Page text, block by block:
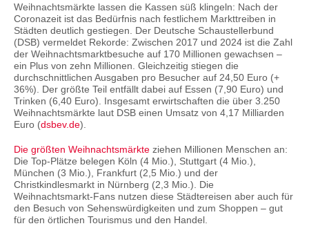
Weihnachtsmärkte lassen die Kassen süß klingeln: Nach der
Coronazeit ist das Bedürfnis nach festlichem Markttreiben in
Städten deutlich gestiegen. Der Deutsche Schaustellerbund
(DSB) vermeldet Rekorde: Zwischen 2017 und 2024 ist die Zahl
der Weihnachtsmarktbesuche auf 170 Millionen gewachsen –
ein Plus von zehn Millionen. Gleichzeitig stiegen die
durchschnittlichen Ausgaben pro Besucher auf 24,50 Euro (+
36%). Der größte Teil entfällt dabei auf Essen (7,90 Euro) und
Trinken (6,40 Euro). Insgesamt erwirtschaften die über 3.250
Weihnachtsmärkte laut DSB einen Umsatz von 4,17 Milliarden
Euro (dsbev.de).
Die größten Weihnachtsmärkte ziehen Millionen Menschen an:
Die Top-Plätze belegen Köln (4 Mio.), Stuttgart (4 Mio.),
München (3 Mio.), Frankfurt (2,5 Mio.) und der
Christkindlesmarkt in Nürnberg (2,3 Mio.). Die
Weihnachtsmarkt-Fans nutzen diese Städtereisen aber auch für
den Besuch von Sehenswürdigkeiten und zum Shoppen – gut
für den örtlichen Tourismus und den Handel.